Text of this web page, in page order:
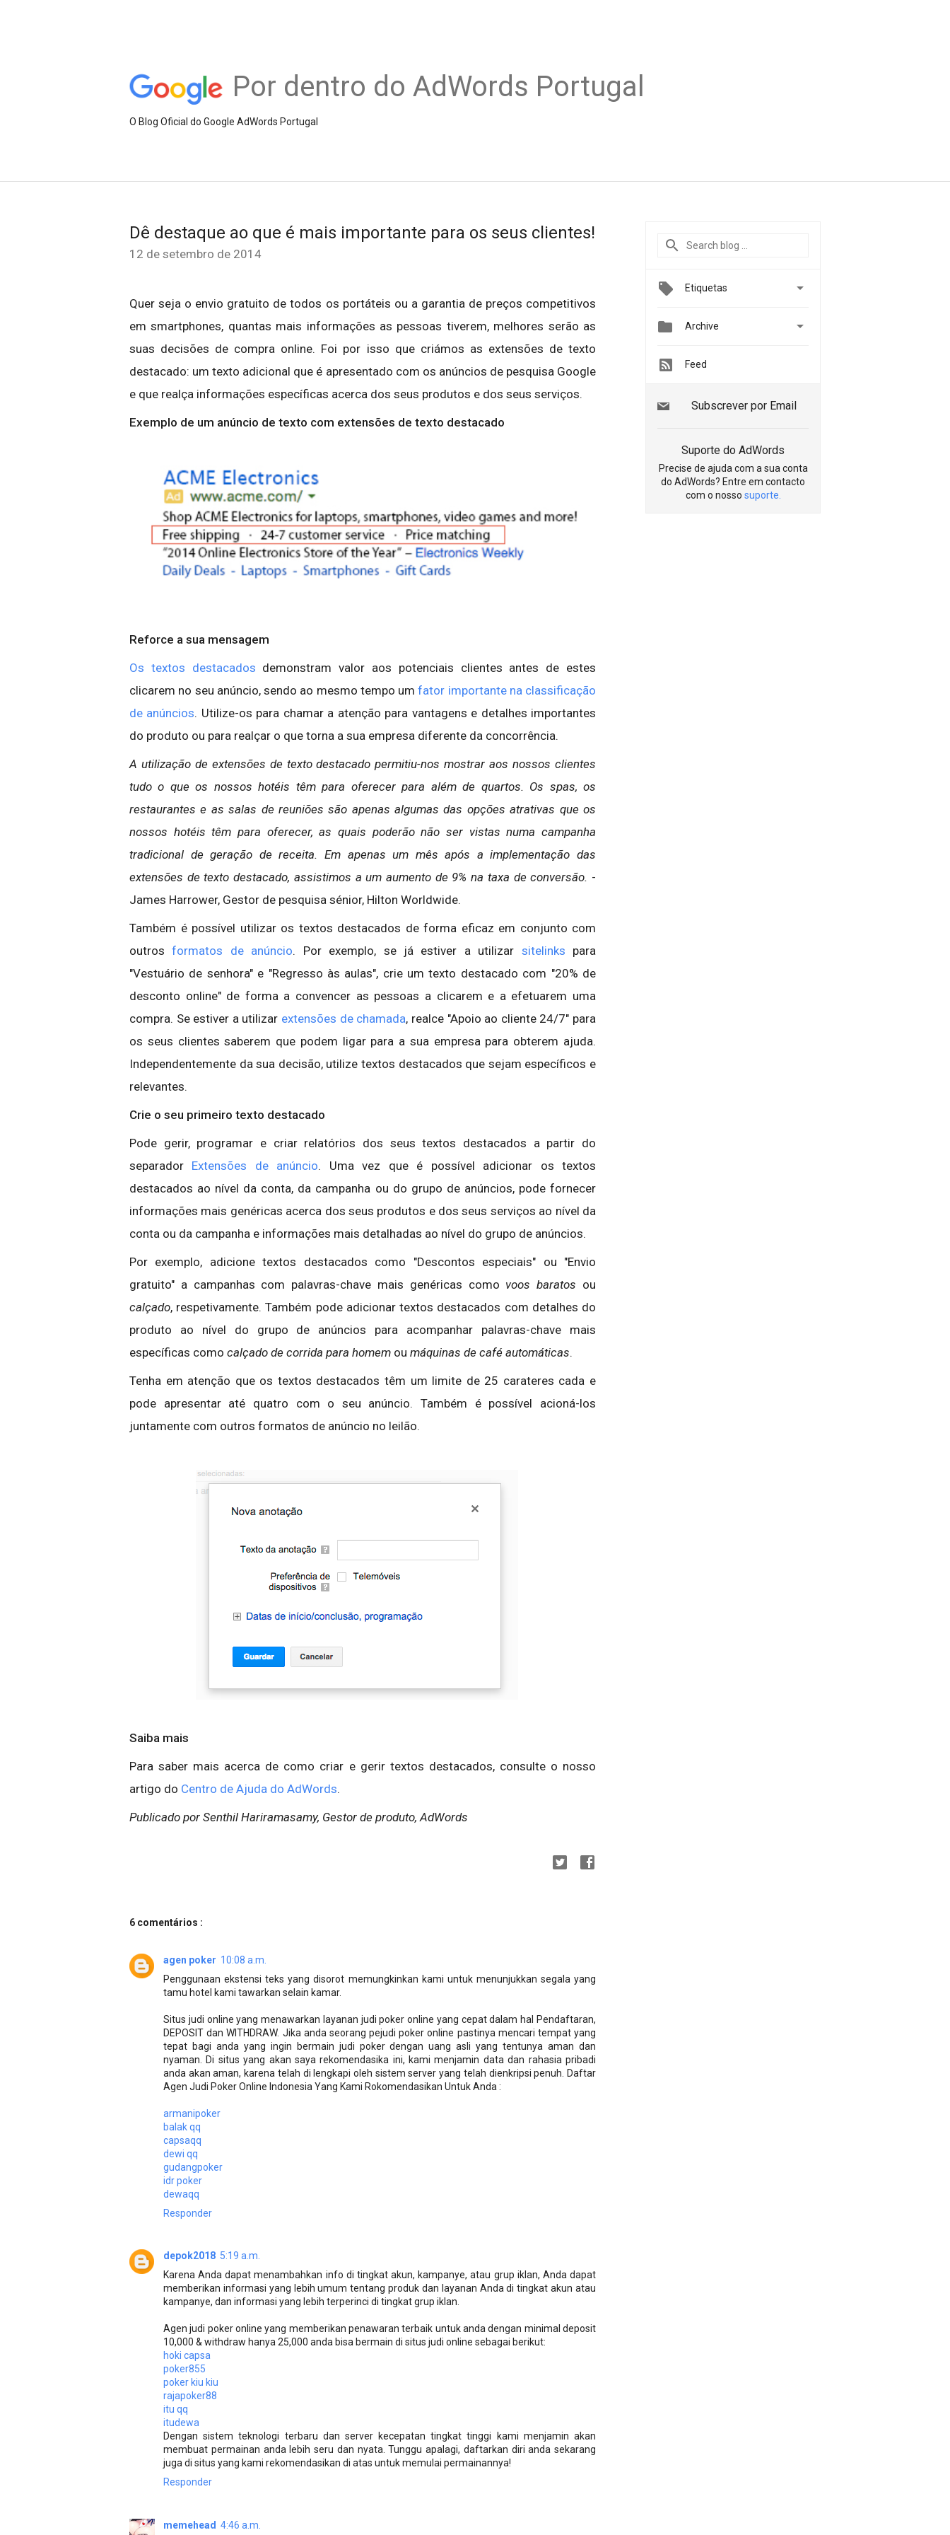
Por dentro do AdWords Portugal
O Blog Oficial do Google AdWords Portugal
Dê destaque ao que é mais importante para os seus clientes!
12 de setembro de 2014
Quer seja o envio gratuito de todos os portáteis ou a garantia de preços competitivos
em smartphones, quantas mais informações as pessoas tiverem, melhores serão as
suas decisões de compra online. Foi por isso que criámos as extensões de texto
destacado: um texto adicional que é apresentado com os anúncios de pesquisa Google
e que realça informações específicas acerca dos seus produtos e dos seus serviços.
Exemplo de um anúncio de texto com extensões de texto destacado
Reforce a sua mensagem
Os textos destacados demonstram valor aos potenciais clientes antes de estes
clicarem no seu anúncio, sendo ao mesmo tempo umfator importante na classificação
de anúncios. Utilize-os para chamar a atenção para vantagens e detalhes importantes
do produto ou para realçar o que torna a sua empresa diferente da concorrência.
A utilização de extensões de texto destacado permitiu-nos mostrar aos nossos clientes
tudo o que os nossos hotéis têm para oferecer para além de quartos. Os spas, os
restaurantes e as salas de reuniões são apenas algumas das opções atrativas que os
nossos hotéis têm para oferecer, as quais poderão não ser vistas numa campanha
tradicional de geração de receita. Em apenas um mês após a implementação das
extensões de texto destacado, assistimos a um aumento de 9% na taxa de conversão. -
James Harrower, Gestor de pesquisa sénior, Hilton Worldwide.
Também é possível utilizar os textos destacados de forma eficaz em conjunto com
outrosformatos de anúncio. Por exemplo, se já estiver a utilizar sitelinks para
"Vestuário de senhora" e "Regresso às aulas", crie um texto destacado com "20% de
desconto online" de forma a convencer as pessoas a clicarem e a efetuarem uma
compra. Se estiver a utilizar extensões de chamada, realce "Apoio ao cliente 24/7" para
os seus clientes saberem que podem ligar para a sua empresa para obterem ajuda.
Independentemente da sua decisão, utilize textos destacados que sejam específicos e
relevantes.
Crie o seu primeiro texto destacado
Pode gerir, programar e criar relatórios dos seus textos destacados a partir do
separador Extensões de anúncio. Uma vez que é possível adicionar os textos
destacados ao nível da conta, da campanha ou do grupo de anúncios, pode fornecer
informações mais genéricas acerca dos seus produtos e dos seus serviços ao nível da
conta ou da campanha e informações mais detalhadas ao nível do grupo de anúncios.
Por exemplo, adicione textos destacados como "Descontos especiais" ou "Envio
gratuito" a campanhas com palavras-chave mais genéricas como voos baratos ou
calçado, respetivamente. Também pode adicionar textos destacados com detalhes do
produto ao nível do grupo de anúncios para acompanhar palavras-chave mais
específicas como calçado de corrida para homem ou máquinas de café automáticas.
Tenha em atenção que os textos destacados têm um limite de 25 carateres cada e
pode apresentar até quatro com o seu anúncio. Também é possível acioná-los
juntamente com outros formatos de anúncio no leilão.
Saiba mais
Para saber mais acerca de como criar e gerir textos destacados, consulte o nosso
artigo do Centro de Ajuda do AdWords.
Publicado por Senthil Hariramasamy, Gestor de produto, AdWords
6 comentários :
agen poker 10:08 a.m.
Penggunaan ekstensi teks yang disorot memungkinkan kami untuk menunjukkan segala yang
tamu hotel kami tawarkan selain kamar.
Situs judi online yang menawarkan layanan judi poker online yang cepat dalam hal Pendaftaran,
DEPOSIT dan WITHDRAW. Jika anda seorang pejudi poker online pastinya mencari tempat yang
tepat bagi anda yang ingin bermain judi poker dengan uang asli yang tentunya aman dan
nyaman. Di situs yang akan saya rekomendasika ini, kami menjamin data dan rahasia pribadi
anda akan aman, karena telah di lengkapi oleh sistem server yang telah dienkripsi penuh. Daftar
Agen Judi Poker Online Indonesia Yang Kami Rokomendasikan Untuk Anda :
armanipoker
balak qq
capsaqq
dewi qq
gudangpoker
idr poker
dewaqq
Responder
depok2018 5:19 a.m.
Karena Anda dapat menambahkan info di tingkat akun, kampanye, atau grup iklan, Anda dapat
memberikan informasi yang lebih umum tentang produk dan layanan Anda di tingkat akun atau
kampanye, dan informasi yang lebih terperinci di tingkat grup iklan.
Agen judi poker online yang memberikan penawaran terbaik untuk anda dengan minimal deposit
10,000 & withdraw hanya 25,000 anda bisa bermain di situs judi online sebagai berikut:
hoki capsa
poker855
poker kiu kiu
rajapoker88
itu qq
itudewa
Dengan sistem teknologi terbaru dan server kecepatan tingkat tinggi kami menjamin akan
membuat permainan anda lebih seru dan nyata. Tunggu apalagi, daftarkan diri anda sekarang
juga di situs yang kami rekomendasikan di atas untuk memulai permainannya!
Responder
memehead 4:46 a.m.
Etiquetas 
 Archive 
Feed
Subscrever por Email
Suporte do AdWords
Precise de ajuda com a sua conta
do AdWords? Entre em contacto
com o nosso suporte.